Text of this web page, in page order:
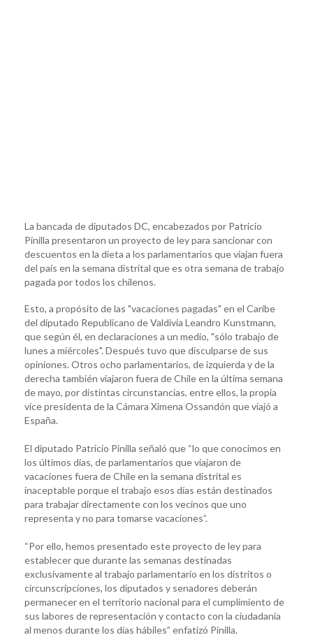
La bancada de diputados DC, encabezados por Patricio
Pinilla presentaron un proyecto de ley para sancionar con
descuentos en la dieta a los parlamentarios que viajan fuera
del país en la semana distrital que es otra semana de trabajo
pagada por todos los chilenos.
Esto, a propósito de las "vacaciones pagadas" en el Caribe
del diputado Republicano de Valdivia Leandro Kunstmann,
que según él, en declaraciones a un medio, "sólo trabajo de
lunes a miércoles". Después tuvo que disculparse de sus
opiniones. Otros ocho parlamentarios, de izquierda y de la
derecha también viajaron fuera de Chile en la última semana
de mayo, por distintas circunstancias, entre ellos, la propia
vice presidenta de la Cámara Ximena Ossandón que viajó a
España.
El diputado Patricio Pinilla señaló que “lo que conocimos en
los últimos días, de parlamentarios que viajaron de
vacaciones fuera de Chile en la semana distrital es
inaceptable porque el trabajo esos días están destinados
para trabajar directamente con los vecinos que uno
representa y no para tomarse vacaciones”.
“Por ello, hemos presentado este proyecto de ley para
establecer que durante las semanas destinadas
exclusivamente al trabajo parlamentario en los distritos o
circunscripciones, los diputados y senadores deberán
permanecer en el territorio nacional para el cumplimiento de
sus labores de representación y contacto con la ciudadanía
al menos durante los días hábiles” enfatizó Pinilla.